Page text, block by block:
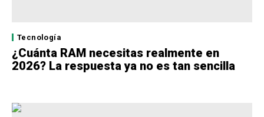
Tecnología
¿Cuánta RAM necesitas realmente en
2026? La respuesta ya no es tan sencilla